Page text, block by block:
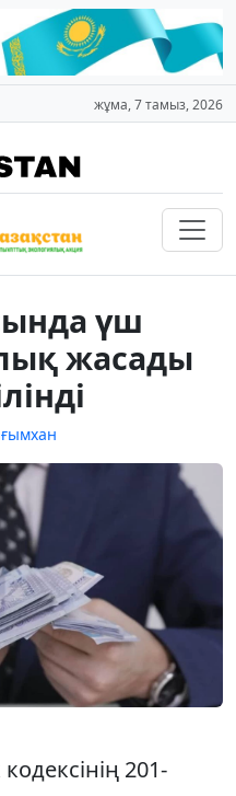
жұма, 7 тамыз, 2026
үш
жасады
201-